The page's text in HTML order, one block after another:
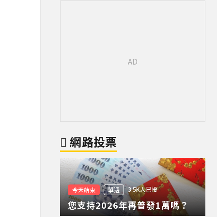
網路投票
今天結束 單選 3.5K人已投
您支持2026年再普發1萬嗎？